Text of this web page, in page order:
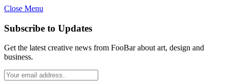
Close Menu
Subscribe to Updates
Get the latest creative news from FooBar about art, design and
business.